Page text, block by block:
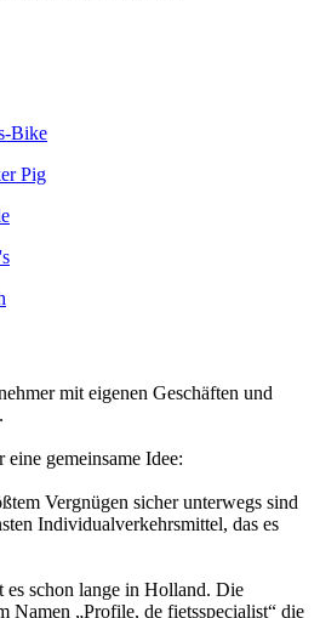
mit eigenen Geschäften und
gemeinsame Idee:
Vergnügen sicher unterwegs sind
Individualverkehrsmittel, das es
schon lange in Holland. Die
Namen „Profile, de fietsspecialist“ die